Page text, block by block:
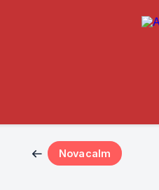
Novacalm